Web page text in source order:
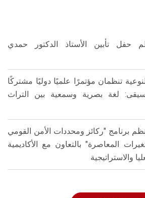
حفل تأبين الأستاذ الدكتور حمدي
النوعية تنظمان مؤتمرًا علميًا دوليًا مشتركًا
لغة بصرية وسمعية بين التراث
برنامج "ركائز ومحددات الأمن القومي
المعاصرة" بالتعاون مع الأكاديمية
والاستراتيجية